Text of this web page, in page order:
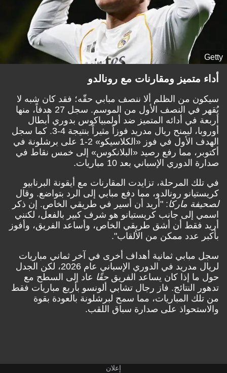
Getty
أداء متميز ومقارنات مع رونالدو
سيكون من الظلم ألا ننصف مبابي حقّه؛ فقد كان شبه لا
يُقهر في النصف الأول من الموسم. سجل 27 هدفاً، منها
أربعة في أدائه المتميز ضد أولمبياكوس بدوري أبطال
أوروبا، ليمنح ريال مدريد فوزاً مثيراً بنتيجة 4-3. كما سجل
الهدف الأول في فوز «الكلاسيكو» 2-1 على برشلونة في
أكتوبر، مما رفع رصيد «البلانكوس» إلى خمس نقاط في
صدارة الدوري الإسباني بعد 10 مباريات.
في تلك المرحلة، تزايدت المقارنات مع أيقونة البرنابيو
كريستيانو رونالدو، مما دفع مبابي إلى الرد بتواضع. وقال
لصحيفة ماركا: "أريد أن أسير في طريقي الخاص. إن ذكر
اسمي إلى جانب كريستيانو هو شرف كبير بالفعل، لكنني
أريد فقط أن أشق طريقي الخاص، وأساعد الفريق، وأفوز
بأكبر عدد ممكن من الألقاب".
سجل مبابي ثمانية أهداف أخرى في آخر ثماني مباريات
لريال مدريد في الدوري الإسباني عام 2026، لكن الجدل
حول ما إذا كان يساعد الفريق حقًا عاد إلى السطح مع
تدهور النتائج. فاز رجال تشابي ألونسو بأربع مباريات فقط
من تلك المباريات، مما سمح لبرشلونة بالعودة بقوة
والاستحواذ على صدارة سباق اللقب.
إعلان